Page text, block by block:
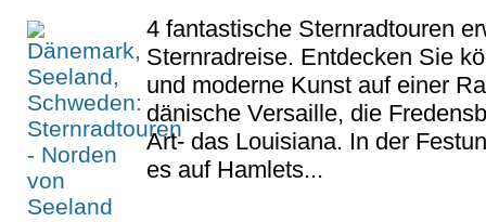
4 fantastische Sternradtouren
Sternradreise. Entdecken Sie
und moderne Kunst auf einer
dänische Versaille, die
Art- das Louisiana. In der
es auf Hamlets...